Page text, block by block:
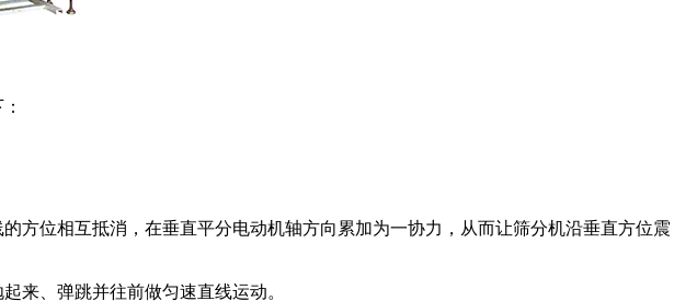
方位相互抵消，在垂直平分电动机轴方向累加为一协力，从而让筛分机沿垂直方位震
来、弹跳并往前做匀速直线运动。